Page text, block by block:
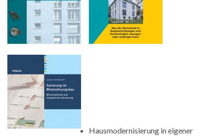
Hausmodernisierung in eigener